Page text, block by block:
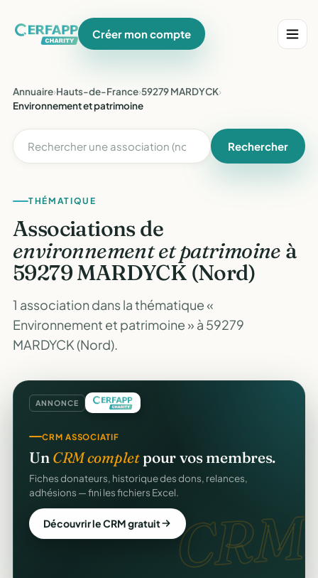
Créer mon compte
Annuaire›Hauts-de-France›59279 MARDYCK›
Environnement et patrimoine
Rechercher
THÉMATIQUE
Associations de
environnement et patrimoine à
59279 MARDYCK (Nord)
1 association dans la thématique «
Environnement et patrimoine » à 59279
MARDYCK (Nord).
ANNONCE
CRM.
CRM ASSOCIATIF
Un CRM completpour vos membres.
Fiches donateurs, historique des dons, relances,
adhésions — fini les fichiers Excel.
Découvrir le CRM gratuit